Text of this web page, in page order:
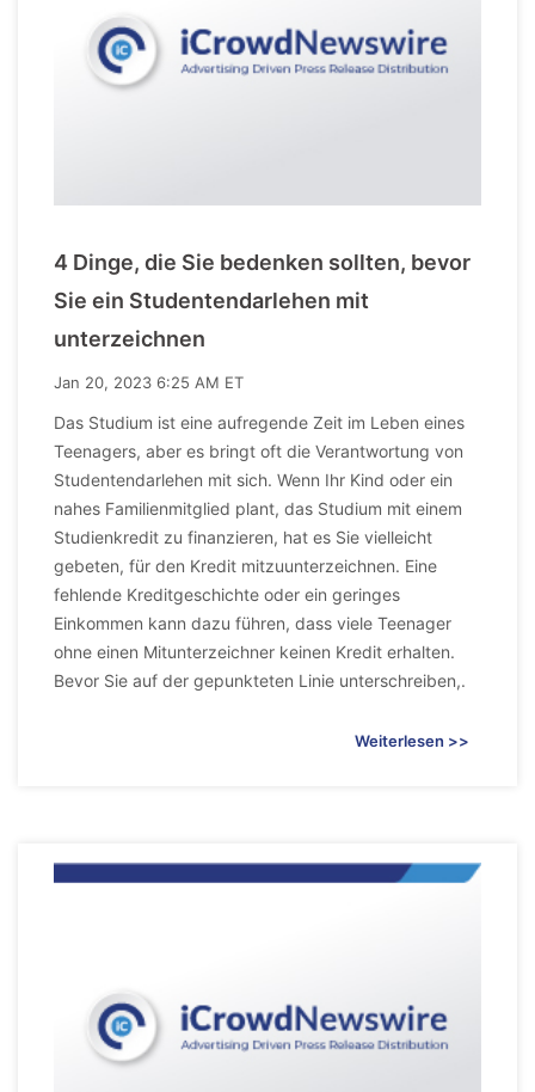
4 Dinge, die Sie bedenken sollten, bevor
Sie ein Studentendarlehen mit
unterzeichnen
Jan 20, 2023 6:25 AM ET
Das Studium ist eine aufregende Zeit im Leben eines
Teenagers, aber es bringt oft die Verantwortung von
Studentendarlehen mit sich. Wenn Ihr Kind oder ein
nahes Familienmitglied plant, das Studium mit einem
Studienkredit zu finanzieren, hat es Sie vielleicht
gebeten, für den Kredit mitzuunterzeichnen. Eine
fehlende Kreditgeschichte oder ein geringes
Einkommen kann dazu führen, dass viele Teenager
ohne einen Mitunterzeichner keinen Kredit erhalten.
Bevor Sie auf der gepunkteten Linie unterschreiben,.
Weiterlesen >>